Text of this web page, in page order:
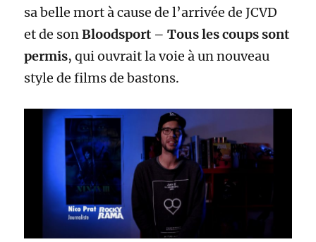
sa belle mort à cause de l’arrivée de JCVD
et de sonBloodsport – Tous les coups sont
permis, qui ouvrait la voie à un nouveau
style de films de bastons.